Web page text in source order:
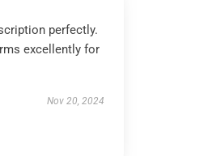
perfectly.
excellently for
Nov 20, 2024